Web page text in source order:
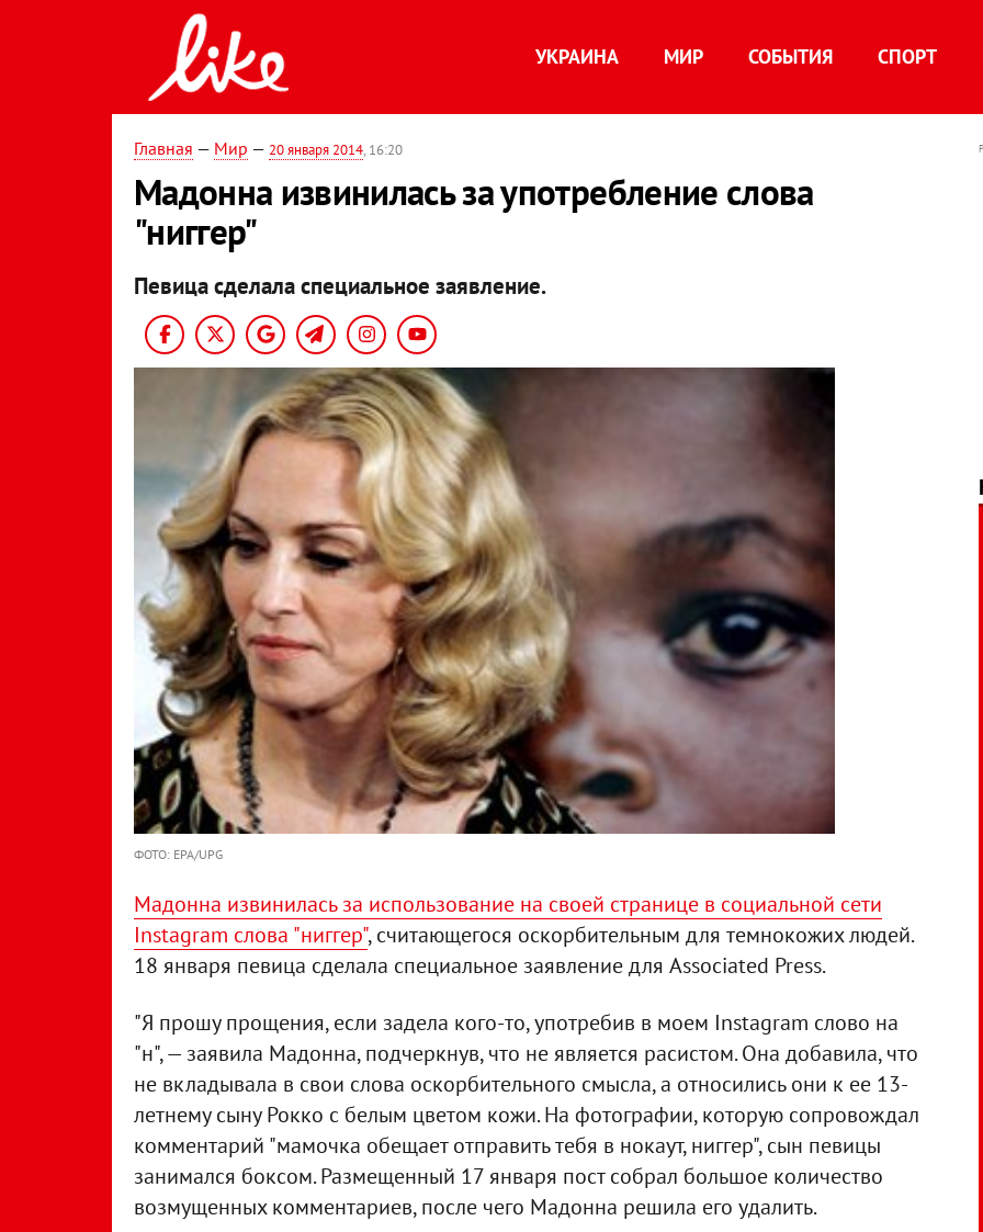
УКРАИНА МИР СОБЫТИЯ СПОРТ
Главная — Мир — 20 января 2014, 16:20
Мадонна извинилась за употребление слова
"ниггер"
Певица сделала специальное заявление.
ФОТО: EPA/UPG
Мадонна извинилась за использование на своей странице в социальной сети
Instagram слова "ниггер", считающегося оскорбительным для темнокожих людей.
18 января певица сделала специальное заявление для Associated Press.
"Я прошу прощения, если задела кого-то, употребив в моем Instagram слово на
"н", — заявила Мадонна, подчеркнув, что не является расистом. Она добавила, что
не вкладывала в свои слова оскорбительного смысла, а относились они к ее 13-
летнему сыну Рокко с белым цветом кожи. На фотографии, которую сопровождал
комментарий "мамочка обещает отправить тебя в нокаут, ниггер", сын певицы
занимался боксом. Размещенный 17 января пост собрал большое количество
возмущенных комментариев, после чего Мадонна решила его удалить.